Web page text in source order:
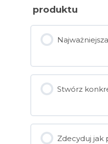
produktu
Stwórz
Zdecyduj jak